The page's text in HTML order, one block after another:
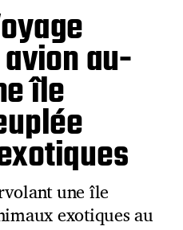
au-
île
une île
exotiques au